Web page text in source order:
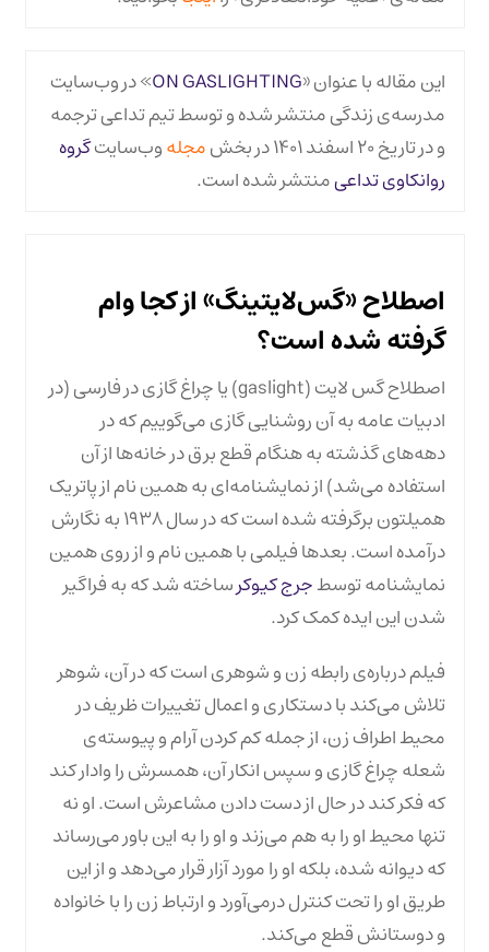
این مقاله با عنوان «ON GASLIGHTING» در وب‌سایت
مدرسه‌ی زندگی منتشر شده و توسط تیم تداعی ترجمه
و در تاریخ ۲۰ اسفند ۱۴۰۱ در بخش
مجلهوب‌سایتگروه
روانکاوی تداعیمنتشر شده است.
اصطلاح «گس‌لایتینگ» از کجا وام
گرفته شده است؟
اصطلاح گس لایت (gaslight) یا چراغ گازی در فارسی (در
ادبیات عامه به آن روشنایی گازی می‌گوییم که در
دهه‌های گذشته‌ به هنگام قطع برق در خانه‌ها از آن
استفاده می‌شد) از نمایشنامه‌ای به همین نام از پاتریک
همیلتون برگرفته شده است که در سال ۱۹۳۸ به نگارش
درآمده است. بعدها فیلمی با همین نام و از روی همین
نمایشنامه توسطجرج کیوکرساخته شد که به فراگیر
شدن این ایده کمک کرد.
فیلم درباره‌ی رابطه زن و شوهری است که در آن، شوهر
تلاش می‌کند با دستکاری و اعمال تغییرات ظریف در
محیط اطراف زن، از جمله کم کردن آرام و پیوسته‌ی
شعله چراغ گازی و سپس انکار آن، همسرش را وادار کند
که فکر کند در حال از دست دادن مشاعرش است. او نه
تنها محیط او را به هم می‌زند و او را به این باور می‌رساند
که دیوانه شده، بلکه او را مورد آزار قرار می‌دهد و از این
طریق او را تحت کنترل درمی‌آورد و ارتباط زن را با خانواده
و دوستانش قطع می‌کند.